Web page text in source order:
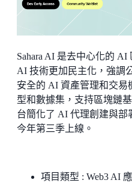
Sahara AI 是去中心化的
AI 技術更加民主化，強調
安全的 AI 資產管理和交
型和數據集，支持區塊鏈
台簡化了 AI 代理創建與
今年第三季上線。
項目類型 : Web3 AI